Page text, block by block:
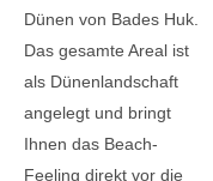
Dünen von Bades Huk.
Das gesamte Areal ist
als Dünenlandschaft
angelegt und bringt
Ihnen das Beach-
Feeling direkt vor die